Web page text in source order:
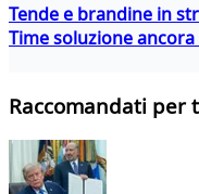
Tende e brandine in
Time soluzione
Raccomandati per